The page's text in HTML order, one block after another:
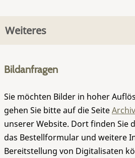
Weiteres
Bildanfragen
Sie möchten Bilder in hoher
gehen Sie bitte auf die Seite
unserer Website. Dort finden Sie
das Bestellformular und weitere
Bereitstellung von Digitalisaten